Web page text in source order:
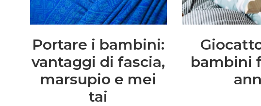
Portare i bambini:
vantaggi di fascia,
marsupio e mei
tai
bambini